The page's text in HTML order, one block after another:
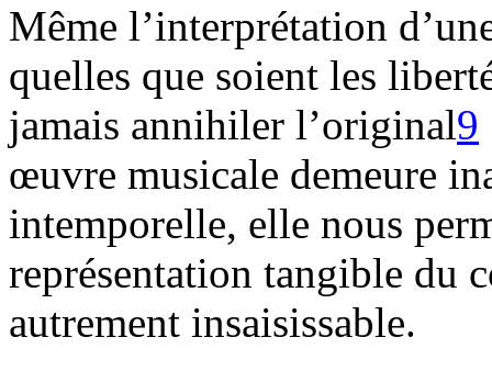
Même l’interprétation
quelles que soient les
jamais annihiler l’original9
œuvre musicale demeure
intemporelle, elle nous
représentation tangible du
autrement insaisissable.